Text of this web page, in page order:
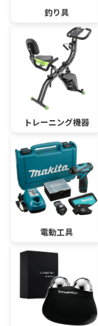
釣り具
トレーニング機器
電動工具